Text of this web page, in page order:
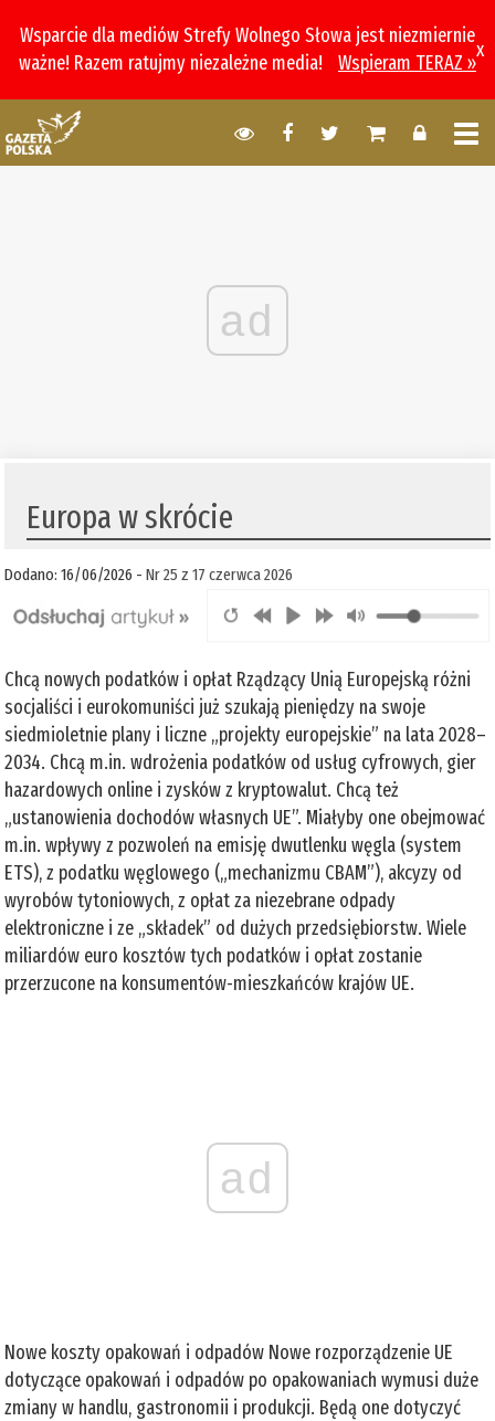
Wsparcie dla mediów Strefy Wolnego Słowa jest niezmiernie
ważne! Razem ratujmy niezależne media!
Wspieram TERAZ »
x
ad
Europa w skrócie
Dodano: 16/06/2026 -Nr 25 z 17 czerwca 2026
Chcą nowych podatków i opłat Rządzący Unią Europejską różni
socjaliści i eurokomuniści już szukają pieniędzy na swoje
siedmioletnie plany i liczne „projekty europejskie” na lata 2028–
2034. Chcą m.in. wdrożenia podatków od usług cyfrowych, gier
hazardowych online i zysków z kryptowalut. Chcą też
„ustanowienia dochodów własnych UE”. Miałyby one obejmować
m.in. wpływy z pozwoleń na emisję dwutlenku węgla (system
ETS), z podatku węglowego („mechanizmu CBAM”), akcyzy od
wyrobów tytoniowych, z opłat za niezebrane odpady
elektroniczne i ze „składek” od dużych przedsiębiorstw. Wiele
miliardów euro kosztów tych podatków i opłat zostanie
przerzucone na konsumentów-mieszkańców krajów UE.
ad
Nowe koszty opakowań i odpadów Nowe rozporządzenie UE
dotyczące opakowań i odpadów po opakowaniach wymusi duże
zmiany w handlu, gastronomii i produkcji. Będą one dotyczyć